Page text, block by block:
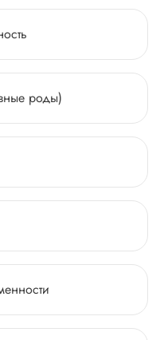
роды)